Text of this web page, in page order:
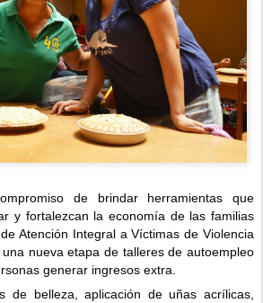
de brindar herramientas que
y fortalezcan la economía de las familias
Atención Integral a Víctimas de Violencia
nueva etapa de talleres de autoempleo
generar ingresos extra.
de belleza, aplicación de uñas acrílicas,